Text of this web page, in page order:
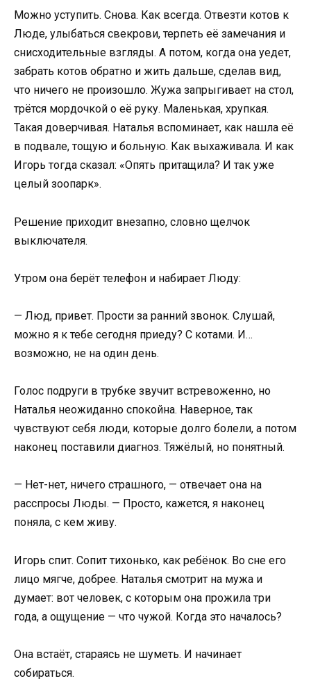
Можно уступить. Снова. Как всегда. Отвезти котов к
Люде, улыбаться свекрови, терпеть её замечания и
снисходительные взгляды. А потом, когда она уедет,
забрать котов обратно и жить дальше, сделав вид,
что ничего не произошло. Жужа запрыгивает на стол,
трётся мордочкой о её руку. Маленькая, хрупкая.
Такая доверчивая. Наталья вспоминает, как нашла её
в подвале, тощую и больную. Как выхаживала. И как
Игорь тогда сказал: «Опять притащила? И так уже
целый зоопарк».
Решение приходит внезапно, словно щелчок
выключателя.
Утром она берёт телефон и набирает Люду:
— Люд, привет. Прости за ранний звонок. Слушай,
можно я к тебе сегодня приеду? С котами. И…
возможно, не на один день.
Голос подруги в трубке звучит встревоженно, но
Наталья неожиданно спокойна. Наверное, так
чувствуют себя люди, которые долго болели, а потом
наконец поставили диагноз. Тяжёлый, но понятный.
— Нет-нет, ничего страшного, — отвечает она на
расспросы Люды. — Просто, кажется, я наконец
поняла, с кем живу.
Игорь спит. Сопит тихонько, как ребёнок. Во сне его
лицо мягче, добрее. Наталья смотрит на мужа и
думает: вот человек, с которым она прожила три
года, а ощущение — что чужой. Когда это началось?
Она встаёт, стараясь не шуметь. И начинает
собираться.